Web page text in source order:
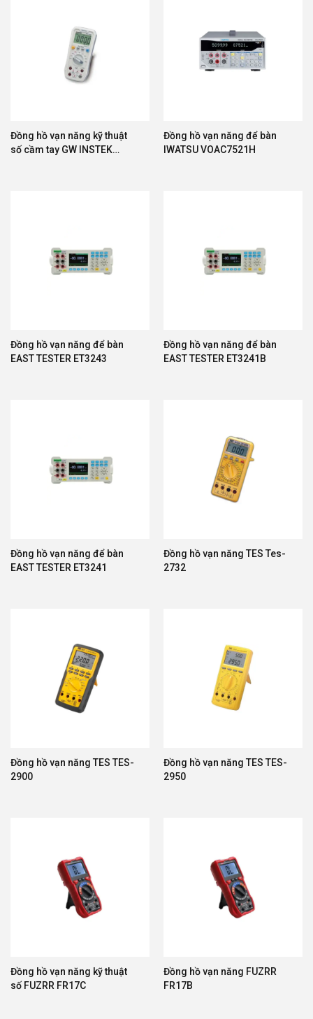
Đồng hồ vạn năng kỹ thuật
số cầm tay GW INSTEK
Đồng hồ vạn năng để bàn
IWATSU VOAC7521H
Đồng hồ vạn năng để bàn
EAST TESTER ET3243
Đồng hồ vạn năng để bàn
EAST TESTER ET3241B
Đồng hồ vạn năng để bàn
EAST TESTER ET3241
Đồng hồ vạn năng TES Tes-
2732
Đồng hồ vạn năng TES TES-
2900
Đồng hồ vạn năng TES TES-
2950
Đồng hồ vạn năng kỹ thuật
số FUZRR FR17C
Đồng hồ vạn năng FUZRR
FR17B